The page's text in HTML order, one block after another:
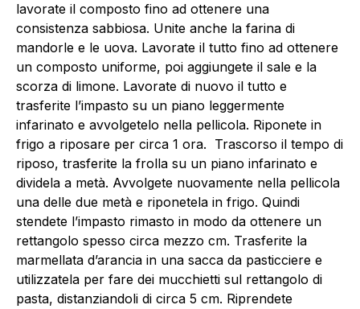
lavorate il composto fino ad ottenere una
consistenza sabbiosa. Unite anche la farina di
mandorle e le uova. Lavorate il tutto fino ad ottenere
un composto uniforme, poi aggiungete il sale e la
scorza di limone. Lavorate di nuovo il tutto e
trasferite l’impasto su un piano leggermente
infarinato e avvolgetelo nella pellicola. Riponete in
frigo a riposare per circa 1 ora. Trascorso il tempo di
riposo, trasferite la frolla su un piano infarinato e
dividela a metà. Avvolgete nuovamente nella pellicola
una delle due metà e riponetela in frigo. Quindi
stendete l’impasto rimasto in modo da ottenere un
rettangolo spesso circa mezzo cm. Trasferite la
marmellata d’arancia in una sacca da pasticciere e
utilizzatela per fare dei mucchietti sul rettangolo di
pasta, distanziandoli di circa 5 cm. Riprendete